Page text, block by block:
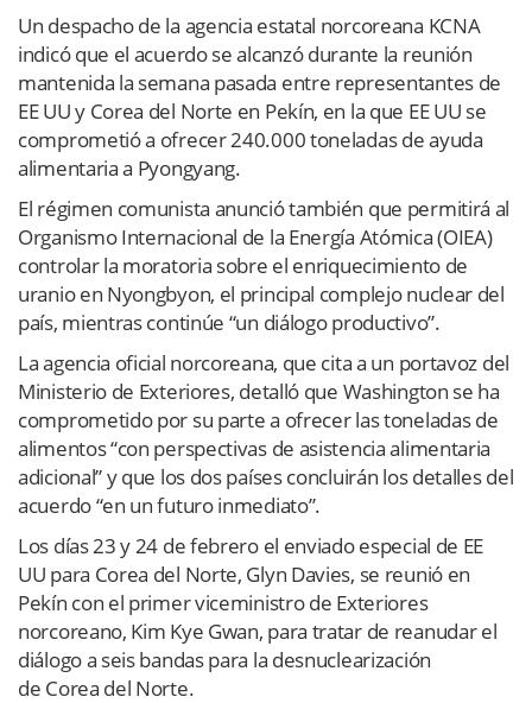
Un despacho de la agencia estatal norcoreana KCNA
indicó que el acuerdo se alcanzó durante la reunión
mantenida la semana pasada entre representantes de
EE UU y Corea del Norte en Pekín, en la que EE UU se
comprometió a ofrecer 240.000 toneladas de ayuda
alimentaria a Pyongyang.
El régimen comunista anunció también que permitirá al
Organismo Internacional de la Energía Atómica (OIEA)
controlar la moratoria sobre el enriquecimiento de
uranio en Nyongbyon, el principal complejo nuclear del
país, mientras continúe “un diálogo productivo”.
La agencia oficial norcoreana, que cita a un portavoz del
Ministerio de Exteriores, detalló que Washington se ha
comprometido por su parte a ofrecer las toneladas de
alimentos “con perspectivas de asistencia alimentaria
adicional” y que los dos países concluirán los detalles del
acuerdo “en un futuro inmediato”.
Los días 23 y 24 de febrero el enviado especial de EE
UU para Corea del Norte, Glyn Davies, se reunió en
Pekín con el primer viceministro de Exteriores
norcoreano, Kim Kye Gwan, para tratar de reanudar el
diálogo a seis bandas para la desnuclearización
de Corea del Norte.